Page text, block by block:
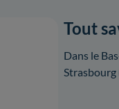
Tout
Dans le
Strasbourg